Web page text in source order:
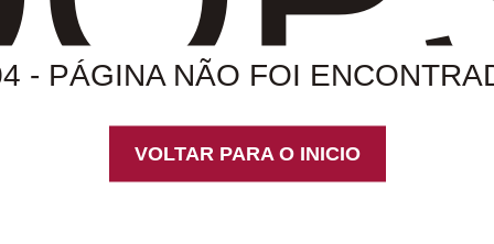
- PÁGINA NÃO FOI
VOLTAR PARA O INICIO